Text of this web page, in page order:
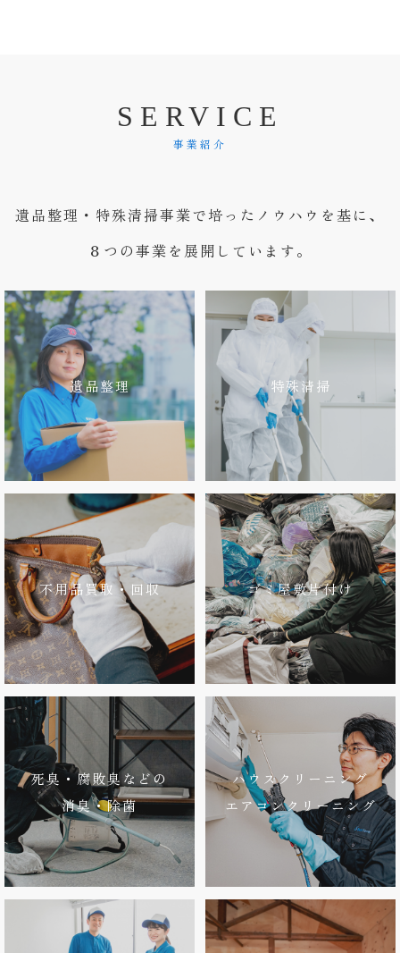
S E RV I C E
事業紹介
遺品整理・特殊清掃事業で培ったノウハウを基に、
８つの事業を展開しています。
遺品整理 特殊清掃
不用品買取・回収 ゴミ屋敷片付け
死臭・腐敗臭などの
消臭・除菌
ハウスクリーニング
エアコンクリーニング